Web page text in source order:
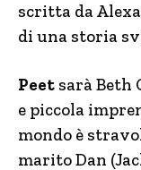
scritta da
di una storia
Peet sarà Beth
e piccola
mondo è
marito Dan